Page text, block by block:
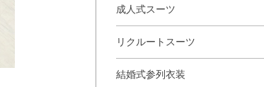
成人式スーツ
リクルートスーツ
結婚式参列衣装